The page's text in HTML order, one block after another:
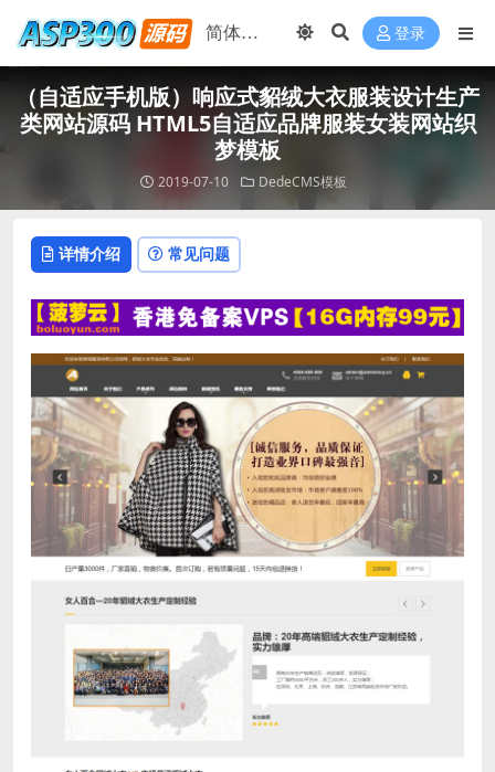
登录
（自适应手机版）响应式貂绒大衣服装设计生产
类网站源码 HTML5自适应品牌服装女装网站织
梦模板
2019-07-10 DedeCMS模板
详情介绍 常见问题